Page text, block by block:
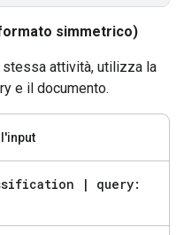
simmetrico)
attività, utilizza la
e il documento.
|
query: